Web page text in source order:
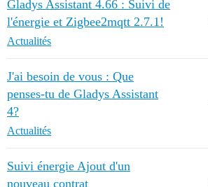
Gladys Assistant 4.66 : Suivi de
l'énergie et Zigbee2mqtt 2.7.1!
Actualités
J'ai besoin de vous : Que
penses-tu de Gladys Assistant
4?
Actualités
Suivi énergie Ajout d'un
nouveau contrat